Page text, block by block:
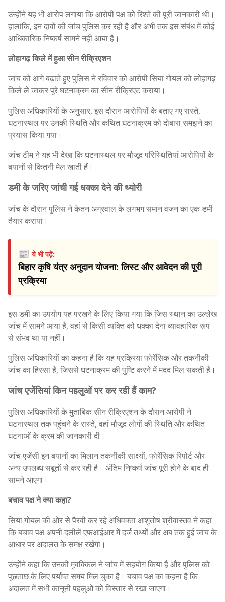
उन्होंने यह भी आरोप लगाया कि आरोपी पक्ष को रिश्ते की पूरी जानकारी थी।
हालांकि, इन दावों की जांच पुलिस कर रही है और अभी तक इस संबंध में कोई
आधिकारिक निष्कर्ष सामने नहीं आया है।
लोहागढ़ किले में हुआ सीन रीक्रिएशन
जांच को आगे बढ़ाते हुए पुलिस ने रविवार को आरोपी सिया गोयल को लोहागढ़
किले ले जाकर पूरे घटनाक्रम का सीन रीक्रिएट कराया।
पुलिस अधिकारियों के अनुसार, इस दौरान आरोपियों के बताए गए रास्ते,
घटनास्थल पर उनकी स्थिति और कथित घटनाक्रम को दोबारा समझने का
प्रयास किया गया।
जांच टीम ने यह भी देखा कि घटनास्थल पर मौजूद परिस्थितियां आरोपियों के
बयानों से कितनी मेल खाती हैं।
डमी के जरिए जांची गई धक्का देने की थ्योरी
जांच के दौरान पुलिस ने केतन अग्रवाल के लगभग समान वजन का एक डमी
तैयार कराया।
📰ये भी पढ़ें:
बिहार कृषि यंत्र अनुदान योजना: लिस्ट और आवेदन की पूरी
प्रक्रिया
इस डमी का उपयोग यह परखने के लिए किया गया कि जिस स्थान का उल्लेख
जांच में सामने आया है, वहां से किसी व्यक्ति को धक्का देना व्यावहारिक रूप
से संभव था या नहीं।
पुलिस अधिकारियों का कहना है कि यह प्रक्रिया फोरेंसिक और तकनीकी
जांच का हिस्सा है, जिससे घटनाक्रम की पुष्टि करने में मदद मिल सकती है।
जांच एजेंसियां किन पहलुओं पर कर रही हैं काम?
पुलिस अधिकारियों के मुताबिक सीन रीक्रिएशन के दौरान आरोपी ने
घटनास्थल तक पहुंचने के रास्ते, वहां मौजूद लोगों की स्थिति और कथित
घटनाओं के क्रम की जानकारी दी।
जांच एजेंसी इन बयानों का मिलान तकनीकी साक्ष्यों, फोरेंसिक रिपोर्ट और
अन्य उपलब्ध सबूतों से कर रही है। अंतिम निष्कर्ष जांच पूरी होने के बाद ही
सामने आएगा।
बचाव पक्ष ने क्या कहा?
सिया गोयल की ओर से पैरवी कर रहे अधिवक्ता आशुतोष श्रीवास्तव ने कहा
कि बचाव पक्ष अपनी दलीलें एफआईआर में दर्ज तथ्यों और अब तक हुई जांच के
आधार पर अदालत के समक्ष रखेगा।
उन्होंने कहा कि उनकी मुवक्किल ने जांच में सहयोग किया है और पुलिस को
पूछताछ के लिए पर्याप्त समय मिल चुका है। बचाव पक्ष का कहना है कि
अदालत में सभी कानूनी पहलुओं को विस्तार से रखा जाएगा।